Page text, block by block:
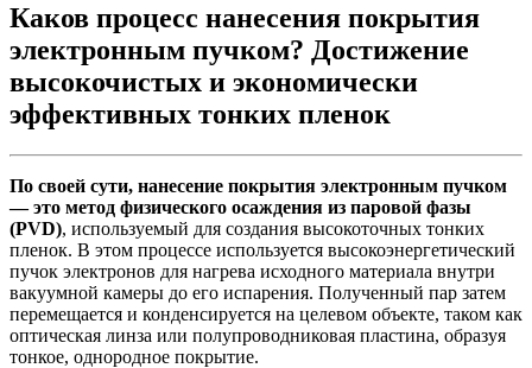
Каков процесс нанесения покрытия
электронным пучком? Достижение
высокочистых и экономически
эффективных тонких пленок
По своей сути, нанесение покрытия электронным пучком
— это метод физического осаждения из паровой фазы
(PVD), используемый для создания высокоточных тонких
пленок. В этом процессе используется высокоэнергетический
пучок электронов для нагрева исходного материала внутри
вакуумной камеры до его испарения. Полученный пар затем
перемещается и конденсируется на целевом объекте, таком как
оптическая линза или полупроводниковая пластина, образуя
тонкое, однородное покрытие.